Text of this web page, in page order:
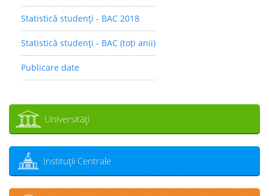
Statistică studenţi - BAC 2018
Statistică studenţi - BAC (toți anii)
Publicare date
Universităţi
Instituţii Centrale